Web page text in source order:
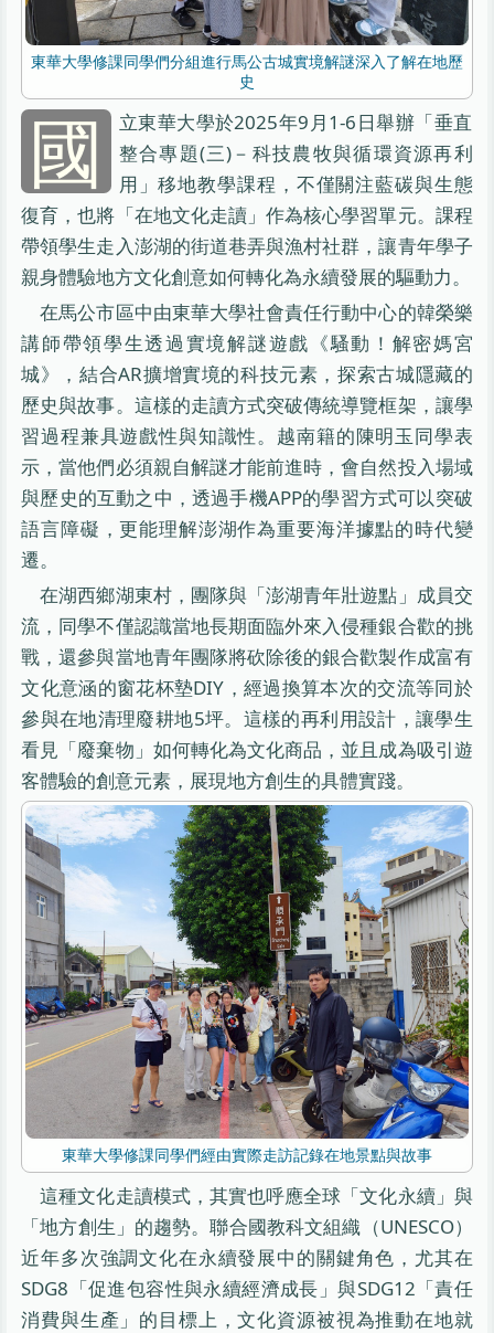
東華大學修課同學們分組進行馬公古城實境解謎深入了解在地歷
史
國
立東華大學於2025年9月1-6日舉辦「垂直
整合專題(三)－科技農牧與循環資源再利
用」移地教學課程，不僅關注藍碳與生態
復育，也將「在地文化走讀」作為核心學習單元。課程
帶領學生走入澎湖的街道巷弄與漁村社群，讓青年學子
親身體驗地方文化創意如何轉化為永續發展的驅動力。
在馬公市區中由東華大學社會責任行動中心的韓榮樂
講師帶領學生透過實境解謎遊戲《騷動！解密媽宮
城》，結合AR擴增實境的科技元素，探索古城隱藏的
歷史與故事。這樣的走讀方式突破傳統導覽框架，讓學
習過程兼具遊戲性與知識性。越南籍的陳明玉同學表
示，當他們必須親自解謎才能前進時，會自然投入場域
與歷史的互動之中，透過手機APP的學習方式可以突破
語言障礙，更能理解澎湖作為重要海洋據點的時代變
遷。
在湖西鄉湖東村，團隊與「澎湖青年壯遊點」成員交
流，同學不僅認識當地長期面臨外來入侵種銀合歡的挑
戰，還參與當地青年團隊將砍除後的銀合歡製作成富有
文化意涵的窗花杯墊DIY，經過換算本次的交流等同於
參與在地清理廢耕地5坪。這樣的再利用設計，讓學生
看見「廢棄物」如何轉化為文化商品，並且成為吸引遊
客體驗的創意元素，展現地方創生的具體實踐。
東華大學修課同學們經由實際走訪記錄在地景點與故事
這種文化走讀模式，其實也呼應全球「文化永續」與
「地方創生」的趨勢。聯合國教科文組織（UNESCO）
近年多次強調文化在永續發展中的關鍵角色，尤其在
SDG8「促進包容性與永續經濟成長」與SDG12「責任
消費與生產」的目標上，文化資源被視為推動在地就